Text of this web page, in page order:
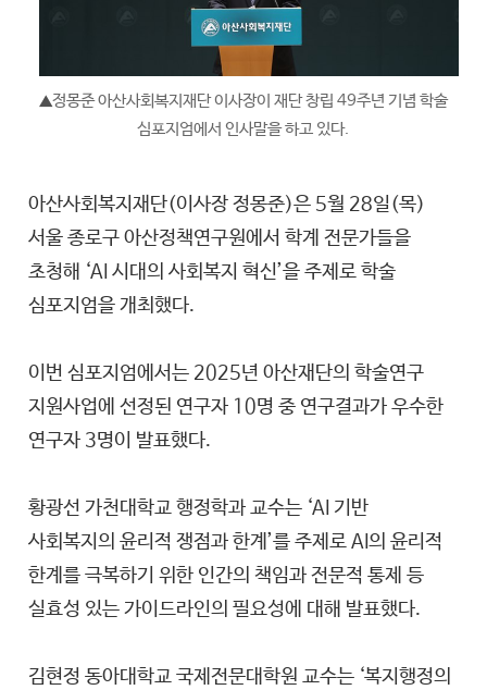
▲정몽준 아산사회복지재단 이사장이 재단 창립 49주년 기념 학술
심포지엄에서 인사말을 하고 있다.
아산사회복지재단(이사장 정몽준)은 5월 28일(목)
서울 종로구 아산정책연구원에서 학계 전문가들을
초청해 ‘AI 시대의 사회복지 혁신’을 주제로 학술
심포지엄을 개최했다.
이번 심포지엄에서는 2025년 아산재단의 학술연구
지원사업에 선정된 연구자 10명 중 연구결과가 우수한
연구자 3명이 발표했다.
황광선 가천대학교 행정학과 교수는 ‘AI 기반
사회복지의 윤리적 쟁점과 한계’를 주제로 AI의 윤리적
한계를 극복하기 위한 인간의 책임과 전문적 통제 등
실효성 있는 가이드라인의 필요성에 대해 발표했다.
김현정 동아대학교 국제전문대학원 교수는 ‘복지행정의